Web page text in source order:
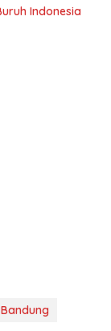
Indonesia